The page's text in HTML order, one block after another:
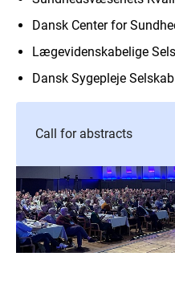
Dansk Center for
Lægevidenskabelige
Dansk Sygepleje
Call for abstracts